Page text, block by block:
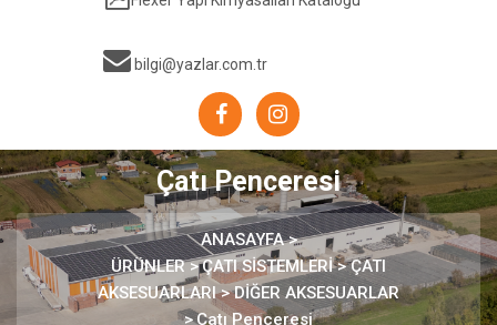
bilgi@yazlar.com.tr
Çatı Penceresi
ANASAYFA >
ÜRÜNLER>ÇATI SİSTEMLERİ >ÇATI
AKSESUARLARI >DİĞER AKSESUARLAR
>Çatı Penceresi